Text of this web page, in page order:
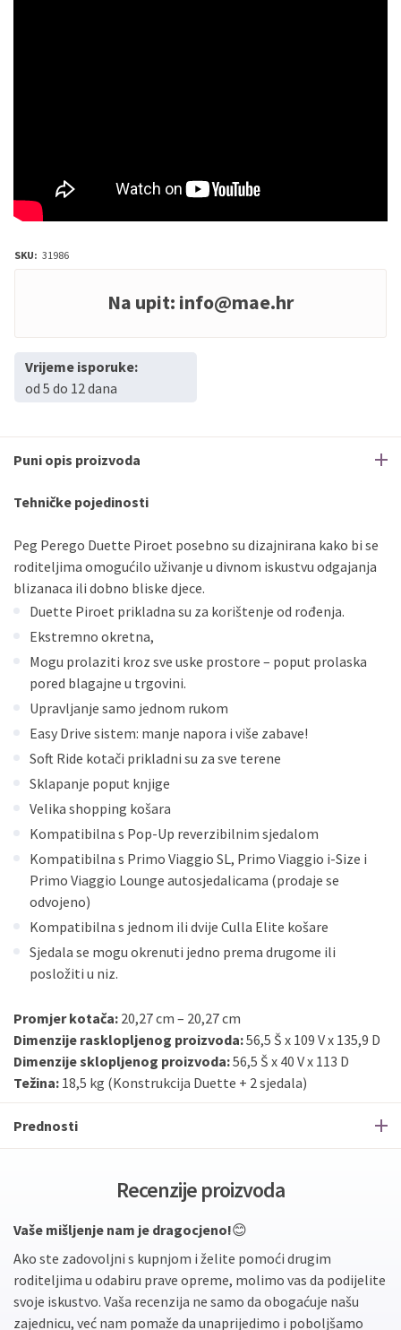
SKU: 31986
Na upit: info@mae.hr
Vrijeme isporuke:
od 5 do 12 dana
Puni opis proizvoda
Tehničke pojedinosti
Peg Perego Duette Piroet posebno su dizajnirana kako bi se
roditeljima omogućilo uživanje u divnom iskustvu odgajanja
blizanaca ili dobno bliske djece.
Duette Piroet prikladna su za korištenje od rođenja.
Ekstremno okretna,
Mogu prolaziti kroz sve uske prostore – poput prolaska
pored blagajne u trgovini.
Upravljanje samo jednom rukom
Easy Drive sistem: manje napora i više zabave!
Soft Ride kotači prikladni su za sve terene
Sklapanje poput knjige
Velika shopping košara
Kompatibilna s Pop-Up reverzibilnim sjedalom
Kompatibilna s Primo Viaggio SL, Primo Viaggio i-Size i
Primo Viaggio Lounge autosjedalicama (prodaje se
odvojeno)
Kompatibilna s jednom ili dvije Culla Elite košare
Sjedala se mogu okrenuti jedno prema drugome ili
posložiti u niz.
Promjer kotača: 20,27 cm – 20,27 cm
Dimenzije rasklopljenog proizvoda:56,5 Š x 109 V x 135,9 D
Dimenzije sklopljenog proizvoda:56,5 Š x 40 V x 113 D
Težina: 18,5 kg (Konstrukcija Duette + 2 sjedala)
Prednosti
Recenzije proizvoda
Vaše mišljenje nam je dragocjeno!😊
Ako ste zadovoljni s kupnjom i želite pomoći drugim
roditeljima u odabiru prave opreme, molimo vas da podijelite
svoje iskustvo. Vaša recenzija ne samo da obogaćuje našu
zajednicu, već nam pomaže da unaprijedimo i poboljšamo